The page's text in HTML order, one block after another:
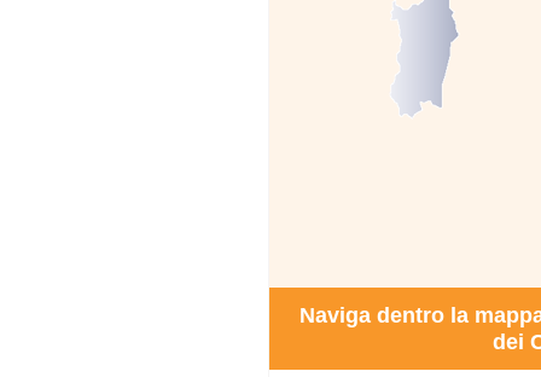
Naviga dentro la
dei